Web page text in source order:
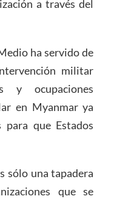
a través del
ha servido de
militar
y ocupaciones
en Myanmar ya
para que Estados
sólo una tapadera
que se